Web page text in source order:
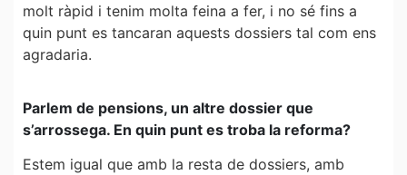
molt ràpid i tenim molta feina a fer, i no sé fins a
quin punt es tancaran aquests dossiers tal com ens
agradaria.
Parlem de pensions, un altre dossier que
s’arrossega. En quin punt es troba la reforma?
Estem igual que amb la resta de dossiers, amb